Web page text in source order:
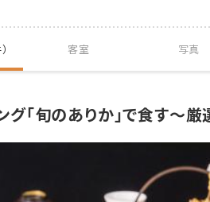
客室 写真
グ「旬のありか」で食す～